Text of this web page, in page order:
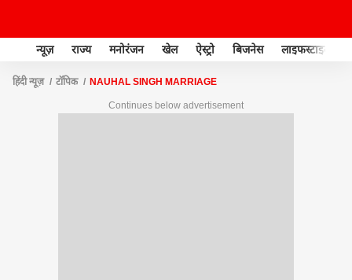
न्यूज़ राज्य मनोरंजन खेल ऐस्ट्रो बिजनेस लाइफस्टाइल
हिंदी न्यूज़ टॉपिक NAUHAL SINGH MARRIAGE
Continues below advertisement